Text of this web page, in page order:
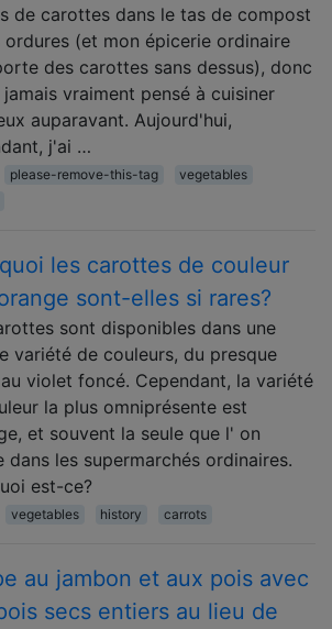
de carottes dans le tas de compost
ordures (et mon épicerie ordinaire
des carottes sans dessus), donc
jamais vraiment pensé à cuisiner
auparavant. Aujourd'hui,
j'ai …
please-remove-this-tag
vegetables
les carottes de couleur
sont-elles si rares?
sont disponibles dans une
variété de couleurs, du presque
violet foncé. Cependant, la variété
la plus omniprésente est
et souvent la seule que l' on
dans les supermarchés ordinaires.
est-ce?
vegetables history carrots
au jambon et aux pois avec
secs entiers au lieu de